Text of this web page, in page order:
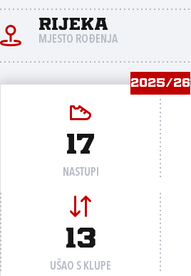
Rijeka
MJESTO ROĐENJA
2025/26
17
NASTUPI
13
UŠAO S KLUPE